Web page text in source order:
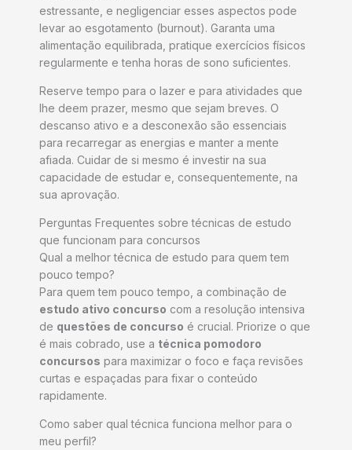
estressante, e negligenciar esses aspectos pode
levar ao esgotamento (burnout). Garanta uma
alimentação equilibrada, pratique exercícios físicos
regularmente e tenha horas de sono suficientes.
Reserve tempo para o lazer e para atividades que
lhe deem prazer, mesmo que sejam breves. O
descanso ativo e a desconexão são essenciais
para recarregar as energias e manter a mente
afiada. Cuidar de si mesmo é investir na sua
capacidade de estudar e, consequentemente, na
sua aprovação.
Perguntas Frequentes sobre técnicas de estudo
que funcionam para concursos
Qual a melhor técnica de estudo para quem tem
pouco tempo?
Para quem tem pouco tempo, a combinação de
estudo ativo concurso com a resolução intensiva
de questões de concurso é crucial. Priorize o que
é mais cobrado, use a técnica pomodoro
concursos para maximizar o foco e faça revisões
curtas e espaçadas para fixar o conteúdo
rapidamente.
Como saber qual técnica funciona melhor para o
meu perfil?